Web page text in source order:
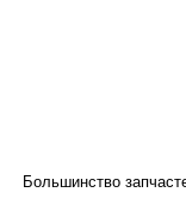
Большинство